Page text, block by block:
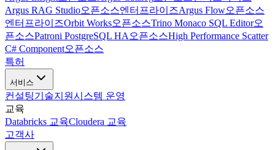
Argus RAG Studio오픈소스엔터프라이즈Argus Flow오픈소스
엔터프라이즈Orbit Works오픈소스Trino Monaco SQL Editor오
픈소스Patroni PostgreSQL HA 오픈소스High Performance Scatter
C# Component오픈소스
특허
서비스
컨설팅기술지원시스템 운영
교육
Databricks 교육Cloudera 교육
고객사